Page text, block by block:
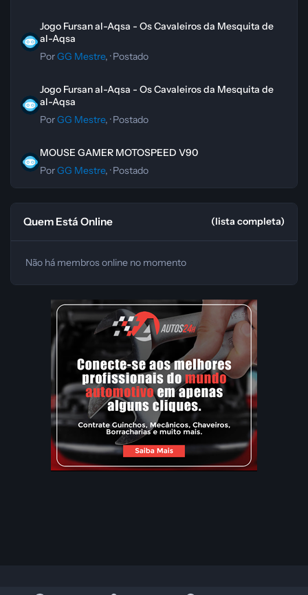
Jogo Fursan al-Aqsa - Os Cavaleiros da Mesquita de
al-Aqsa
PorGG Mestre, ·Postado
Jogo Fursan al-Aqsa - Os Cavaleiros da Mesquita de
al-Aqsa
PorGG Mestre, ·Postado
MOUSE GAMER MOTOSPEED V90
PorGG Mestre, ·Postado
Quem Está Online (lista completa)
Não há membros online no momento